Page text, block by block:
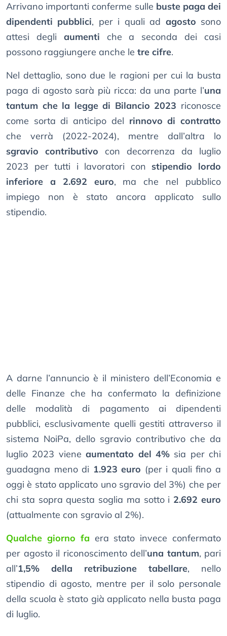
Arrivano importanti conferme sulle buste paga dei
dipendenti pubblici, per i quali ad agosto sono
attesi degli aumenti che a seconda dei casi
possono raggiungere anche le tre cifre.
Nel dettaglio, sono due le ragioni per cui la busta
paga di agosto sarà più ricca: da una parte l’una
tantum che la legge di Bilancio 2023 riconosce
come sorta di anticipo del rinnovo di contratto
che verrà (2022-2024), mentre dall’altra lo
sgravio contributivo con decorrenza da luglio
2023 per tutti i lavoratori con stipendio lordo
inferiore a 2.692 euro, ma che nel pubblico
impiego non è stato ancora applicato sullo
stipendio.
A darne l’annuncio è il ministero dell’Economia e
delle Finanze che ha confermato la definizione
delle modalità di pagamento ai dipendenti
pubblici, esclusivamente quelli gestiti attraverso il
sistema NoiPa, dello sgravio contributivo che da
luglio 2023 vieneaumentato del 4%sia per chi
guadagna meno di 1.923 euro (per i quali fino a
oggi è stato applicato uno sgravio del 3%) che per
chi sta sopra questa soglia ma sotto i 2.692 euro
(attualmente con sgravio al 2%).
Qualche giorno fa era stato invece confermato
per agosto il riconoscimento dell’una tantum, pari
all’1,5% della retribuzione tabellare, nello
stipendio di agosto, mentre per il solo personale
della scuola è stato già applicato nella busta paga
di luglio.